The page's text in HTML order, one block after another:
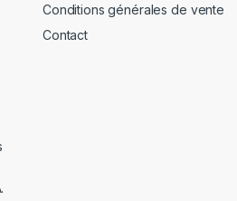
Conditions générales de vente
Contact